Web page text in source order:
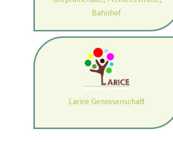
Bahnhof
Larice Genossenschaft